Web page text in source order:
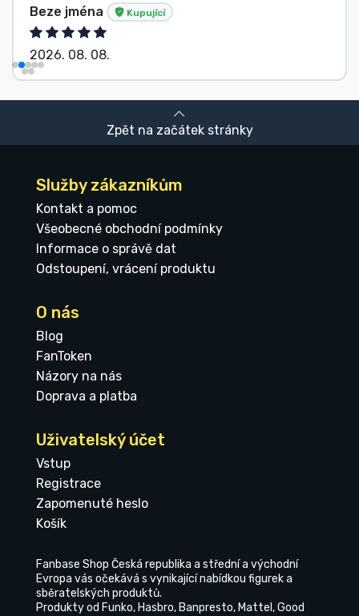
Beze jména Kupující
2026. 08. 08.
Zpět na začátek stránky
Služby zákazníkům
Kontakt a pomoc
Všeobecné obchodní podmínky
Informace o správě dat
Odstoupení, vrácení produktu
O nás
Blog
FanToken
Názory na nás
Doprava a platba
Uživatelský účet
Vstup
Registrace
Zapomenuté heslo
Košík
Fanbase Shop Česká republika a střední a východní
Evropa vás očekává s vynikající nabídkou figurek a
sběratelských produktů.
Produkty od Funko, Hasbro, Banpresto, Mattel, Good